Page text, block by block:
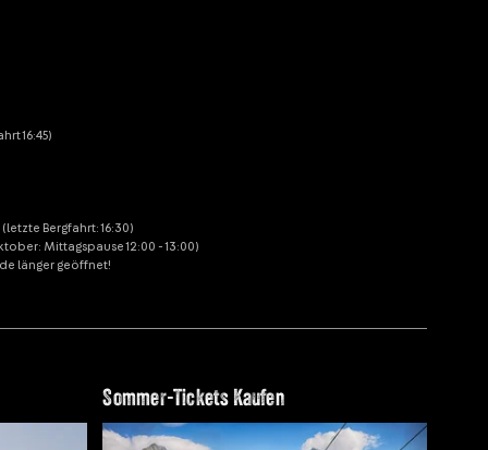
16:45)
Bergfahrt: 16:30)
Mittagspause 12:00 - 13:00)
länger geöffnet!
Sommer-Tickets Kaufen